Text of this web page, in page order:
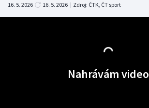
16. 5. 2026
16. 5. 2026 | Zdroj: ČTK, ČT sport
Nahrávám video